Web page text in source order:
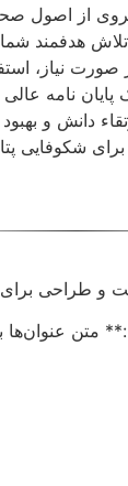
از اصول
هدفمند
نیاز،
پایان نامه
دانش و
شکوفایی
و طراحی برای